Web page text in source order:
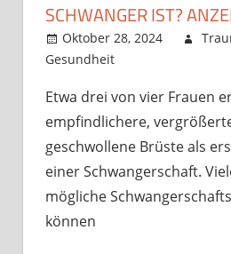
SCHWANGER IST?
Oktober 28, 2024
Gesundheit
Etwa drei von vier Frauen
empfindlichere,
geschwollene Brüste als
einer Schwangerschaft.
mögliche
können